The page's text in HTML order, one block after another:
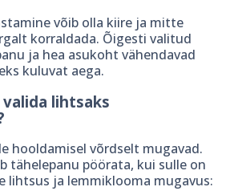
võib olla kiire ja mitte
korraldada. Õigesti valitud
ja hea asukoht vähendavad
kuluvat aega.
lihtsaks
hooldamisel võrdselt mugavad.
tähelepanu pöörata, kui sulle on
lihtsus ja lemmiklooma mugavus: